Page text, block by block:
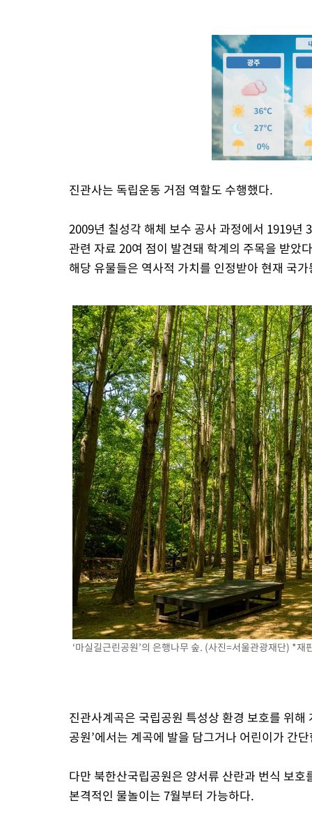
진관사는 독립운동 거점 역할도 수행했다.
2009년 칠성각 해체 보수 공사 과정에서 1919년
관련 자료 20여 점이 발견돼 학계의 주목을 받았
해당 유물들은 역사적 가치를 인정받아 현재 국
‘마실길근린공원’의 은행나무 숲. (사진=서울관광재단) *재
진관사계곡은 국립공원 특성상 환경 보호를 위
공원’에서는 계곡에 발을 담그거나 어린이가 간
다만 북한산국립공원은 양서류 산란과 번식 보
본격적인 물놀이는 7월부터 가능하다.